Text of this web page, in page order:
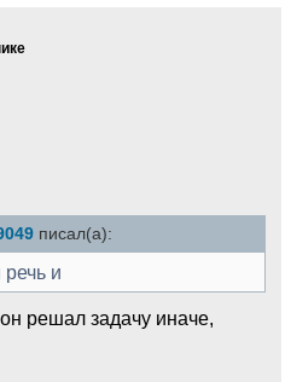
писал(а):
и
решал задачу иначе,